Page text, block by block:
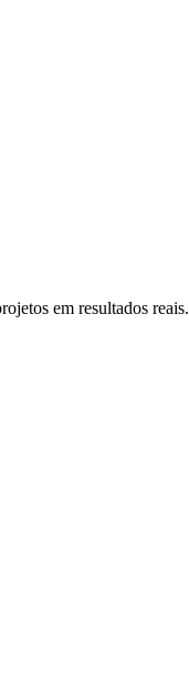
em resultados reais.